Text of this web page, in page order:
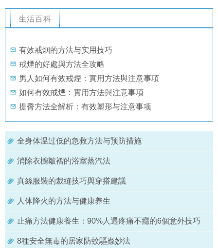
生活百科
有效戒烟的方法与实用技巧
戒煙的好處與方法全攻略
男人如何有效戒煙：實用方法與注意事項
如何有效戒煙：實用方法與注意事項
提臀方法全解析：有效塑形与注意事项
全身体温过低的急救方法与预防措施
消除衣櫥皺褶的浴室蒸汽法
真絲服裝的裁縫技巧與穿搭建議
人体降火的方法与健康养生
止痛方法健康養生：90%人遇疼痛不癮的6個意外技巧
8種安全無毒的居家防蚊驅蟲妙法